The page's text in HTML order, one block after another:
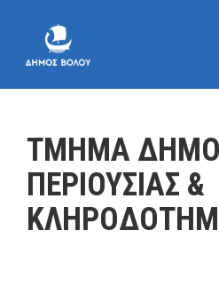
ΤΜΗΜΑ
ΠΕΡΙΟΥΣΙΑΣ &